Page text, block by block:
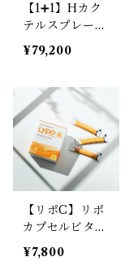
【1➕1】Hカク
テルスプレー6
セット
¥79,200
【リポC】リポ
カプセルビタミ
ンC 30包入
¥7,800